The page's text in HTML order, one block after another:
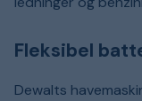
Fleksibel
Dewalts